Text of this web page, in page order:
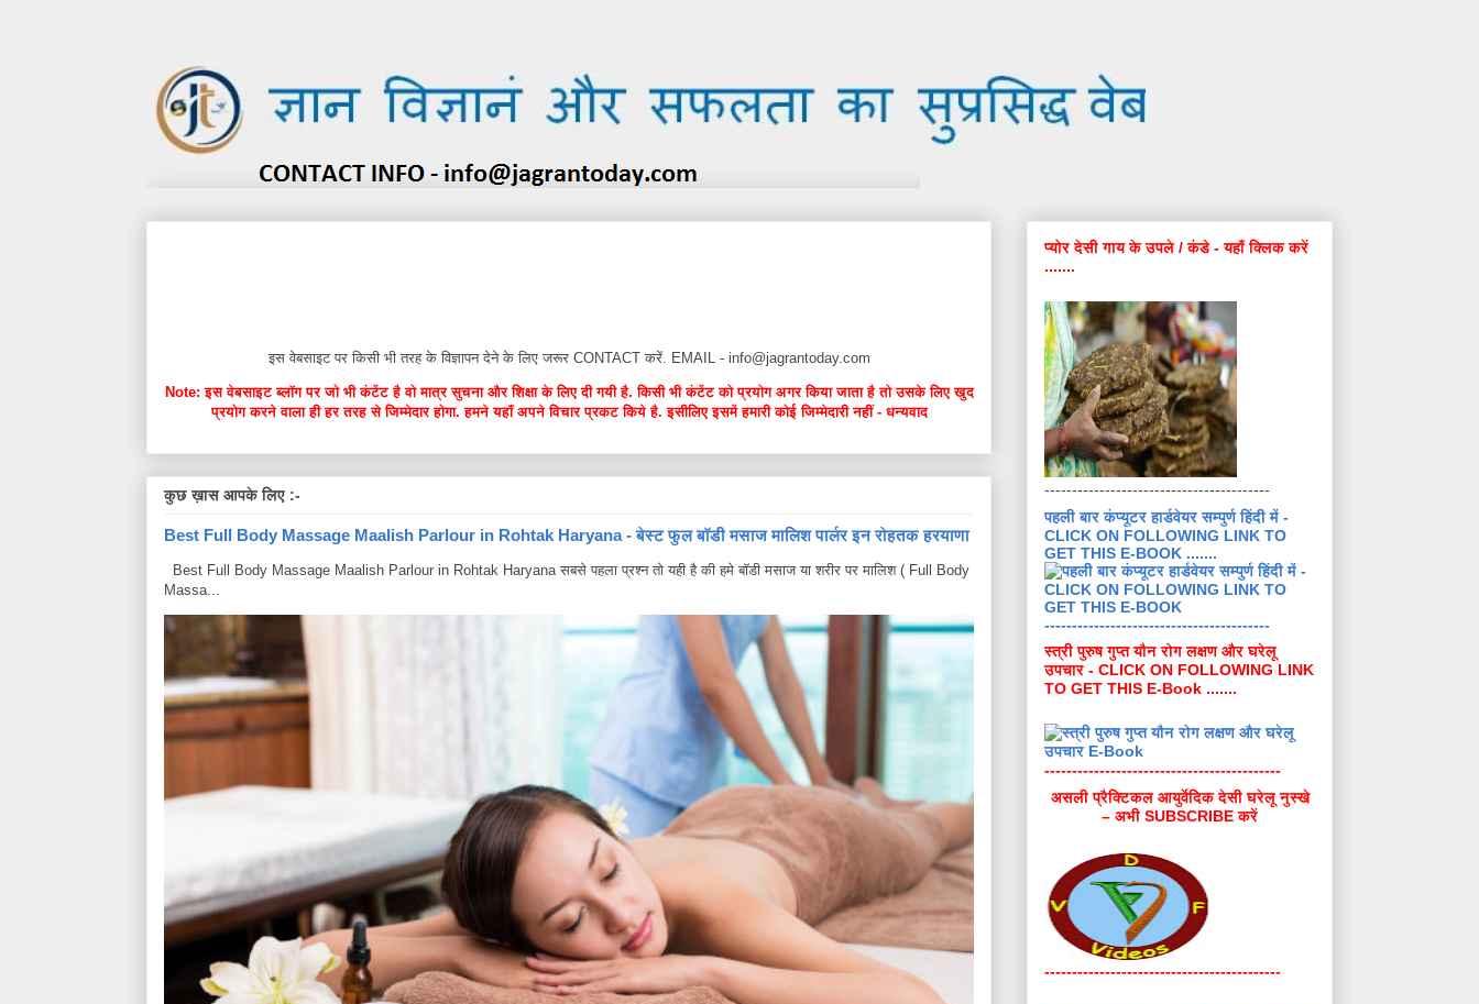
इस वेबसाइट पर किसी भी तरह के विज्ञापन देने के लिए जरूर CONTACT करें. EMAIL - info@jagrantoday.com
Note: इस वेबसाइट ब्लॉग पर जो भी कंटेंट है वो मात्र सुचना और शिक्षा के लिए दी गयी है. किसी भी कंटेंट को प्रयोग अगर किया जाता है तो उसके लिए खुद
प्रयोग करने वाला ही हर तरह से जिम्मेदार होगा. हमने यहाँ अपने विचार प्रकट किये है. इसीलिए इसमें हमारी कोई जिम्मेदारी नहीं - धन्यवाद
कुछ ख़ास आपके लिए :-
Best Full Body Massage Maalish Parlour in Rohtak Haryana - बेस्ट फुल बॉडी मसाज मालिश पार्लर इन रोहतक हरयाणा
Best Full Body Massage Maalish Parlour in Rohtak Haryana सबसे पहला प्रश्न तो यही है की हमे बॉडी मसाज या शरीर पर मालिश ( Full Body
Massa...
प्योर देसी गाय के उपले / कंडे - यहाँ क्लिक करें
.......
-----------------------------------------
पहली बार कंप्यूटर हार्डवेयर सम्पुर्ण हिंदी में -
CLICK ON FOLLOWING LINK TO
GET THIS E-BOOK .......
-----------------------------------------
स्त्री पुरुष गुप्त यौन रोग लक्षण और घरेलू
उपचार - CLICK ON FOLLOWING LINK
TO GET THIS E-Book .......
-------------------------------------------
असली प्रैक्टिकल आयुर्वेदिक देसी घरेलू नुस्खे
– अभी SUBSCRIBE करें
-------------------------------------------